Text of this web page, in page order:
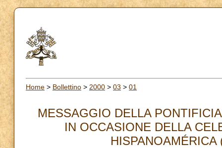
Home > Bollettino > 2000 > 03 > 01
MESSAGGIO DELLA
IN OCCASIONE DELLA